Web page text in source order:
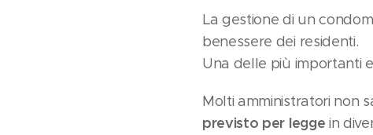
La gestione di un
benessere dei residenti.
Una delle più importanti
Molti amministratori non
previsto per legge in